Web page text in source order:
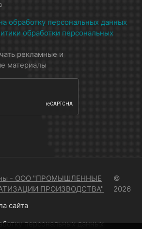
обработку персональных данных
обработки персональных
рекламные и
материалы
- ООО "ПРОМЫШЛЕННЫЕ
ПРОИЗВОДСТВА"
©
2026
сайта
персональных данных